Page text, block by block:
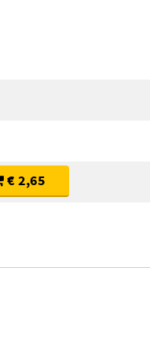
€ 2,65